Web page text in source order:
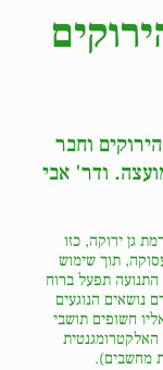
וחבר
ודר' אבי
גן ירוקה, כזו
תוך שימוש
התנועה תפעל ברוח
נושאים הנוגעים
חשופים תושבי
מחשבים).